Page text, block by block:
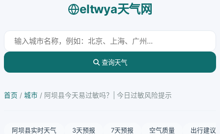
eltwya天气网
查询天气
首页 / 城市 / 阿坝县今天易过敏吗？| 今日过敏风险提示
阿坝县实时天气 3天预报 7天预报 空气质量 出行建议